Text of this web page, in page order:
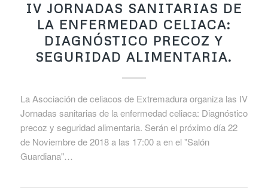
IV JORNADAS SANITARIAS DE
LA ENFERMEDAD CELIACA:
DIAGNÓSTICO PRECOZ Y
SEGURIDAD ALIMENTARIA.
La Asociación de celiacos de Extremadura organiza las IV
Jornadas sanitarias de la enfermedad celiaca: Diagnóstico
precoz y seguridad alimentaria. Serán el próximo día 22
de Noviembre de 2018 a las 17:00 a en el "Salón
Guardiana"…